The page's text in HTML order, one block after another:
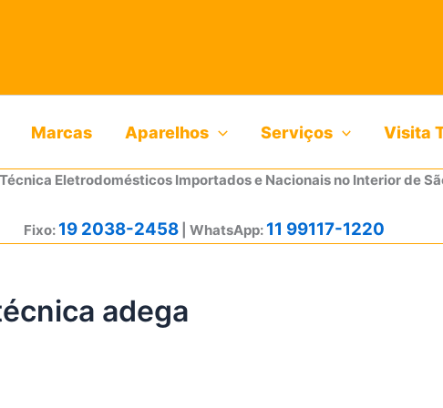
Marcas Aparelhos Serviços Visita
Eletrodomésticos Importados e Nacionais no Interior de
Fixo: 19 2038-2458 | WhatsApp: 11 99117-1220
adega